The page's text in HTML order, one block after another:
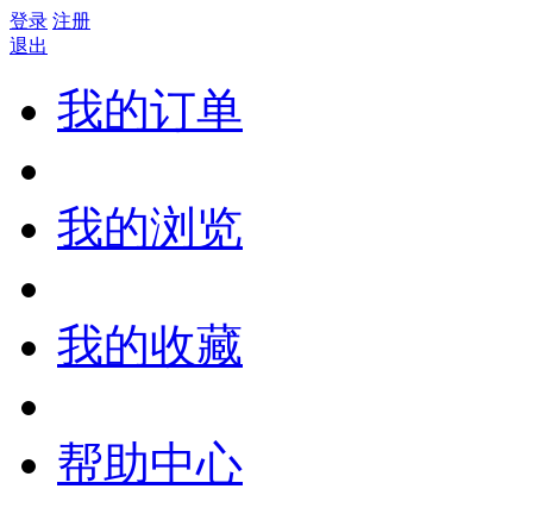
登录 注册
退出
我的订单
我的浏览
我的收藏
帮助中心